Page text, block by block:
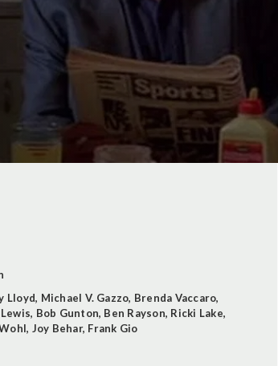
Lloyd, Michael V. Gazzo, Brenda Vaccaro,
, Bob Gunton, Ben Rayson, Ricki Lake,
, Joy Behar, Frank Gio